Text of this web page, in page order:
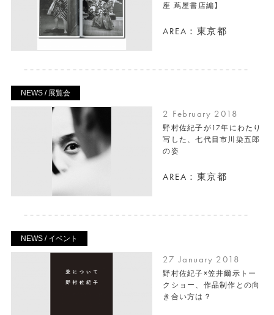
座 蔦屋書店編】
AREA：東京都
NEWS / 展覧会
2 February 2018
野村佐紀子が17年にわたり
写した、七代目市川染五郎
の姿
AREA：東京都
NEWS / イベント
27 January 2018
野村佐紀子×笠井爾示トー
クショー、作品制作との向
き合い方は？